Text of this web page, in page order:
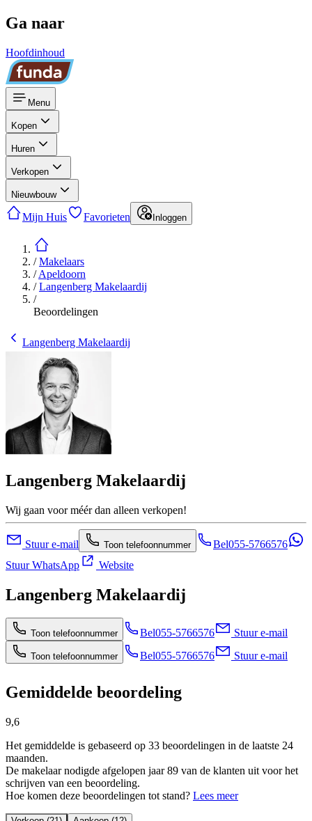
Ga naar
Hoofdinhoud
Menu
Kopen
Huren
Verkopen
Nieuwbouw
Mijn Huis Favorieten Inloggen
/Makelaars
/Apeldoorn
/Langenberg Makelaardij
/
Beoordelingen
Langenberg Makelaardij
Langenberg Makelaardij
Wij gaan voor méér dan alleen verkopen!
Stuur e-mail Toon telefoonnummer Bel055-5766576
Stuur WhatsApp
Website
Langenberg Makelaardij
Toon telefoonnummer Bel055-5766576 Stuur e-mail
Toon telefoonnummer Bel055-5766576 Stuur e-mail
Gemiddelde beoordeling
9,6
Het gemiddelde is gebaseerd op 33 beoordelingen in de laatste 24
maanden.
De makelaar nodigde afgelopen jaar 89 van de klanten uit voor het
schrijven van een beoordeling.
Hoe komen deze beoordelingen tot stand? Lees meer